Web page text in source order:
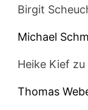
Birgit
Michael
Heike Kief zu
Thomas